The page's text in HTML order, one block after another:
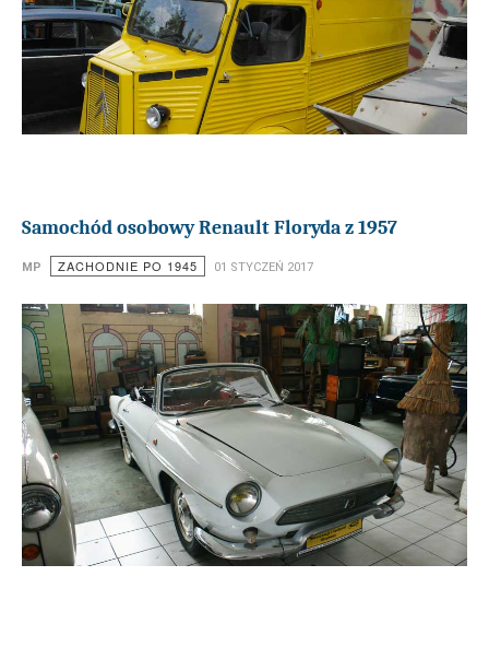
Samochód osobowy Renault Floryda z 1957
MP ZACHODNIE PO 1945 01 STYCZEŃ 2017